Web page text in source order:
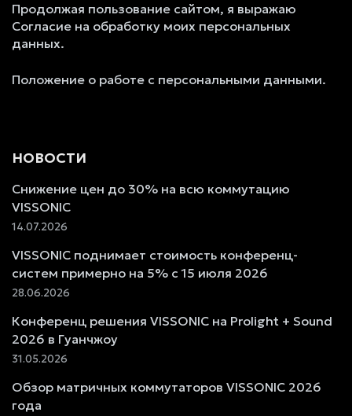
Продолжая пользование сайтом, я выражаю
Согласие на обработку моих персональных
данных.
Положение о работе с персональными данными.
НОВОСТИ
Снижение цен до 30% на всю коммутацию
VISSONIC
14.07.2026
VISSONIC поднимает стоимость конференц-
систем примерно на 5% с 15 июля 2026
28.06.2026
Конференц решения VISSONIC на Prolight + Sound
2026 в Гуанчжоу
31.05.2026
Обзор матричных коммутаторов VISSONIC 2026
года